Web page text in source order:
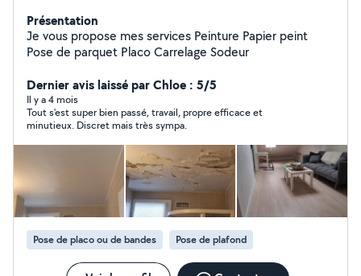
Présentation
Je vous propose mes services Peinture Papier peint
Pose de parquet Placo Carrelage Sodeur
Dernier avis laissé par Chloe : 5/5
Il y a 4 mois
Tout s'est super bien passé, travail, propre efficace et
minutieux. Discret mais très sympa.
Pose de placo ou de bandes Pose de plafond